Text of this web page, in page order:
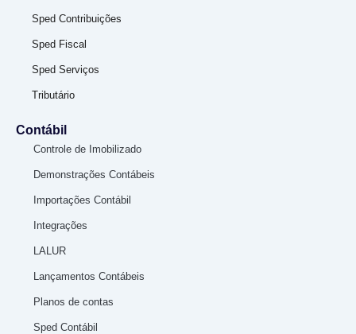
Sped Contribuições
Sped Fiscal
Sped Serviços
Tributário
Contábil
Controle de Imobilizado
Demonstrações Contábeis
Importações Contábil
Integrações
LALUR
Lançamentos Contábeis
Planos de contas
Sped Contábil